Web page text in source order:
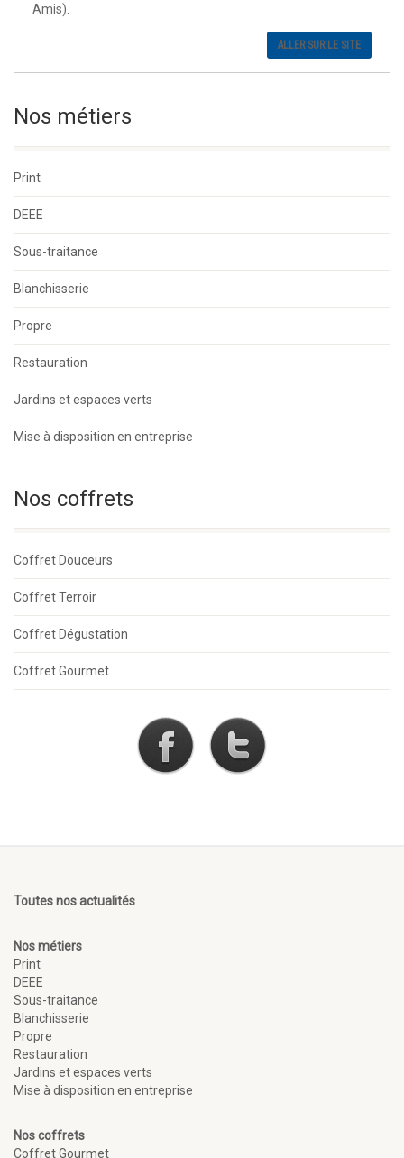
Amis).
ALLER SUR LE SITE
Nos métiers
Print
DEEE
Sous-traitance
Blanchisserie
Propre
Restauration
Jardins et espaces verts
Mise à disposition en entreprise
Nos coffrets
Coffret Douceurs
Coffret Terroir
Coffret Dégustation
Coffret Gourmet
Toutes nos actualités
Nos métiers
Print
DEEE
Sous-traitance
Blanchisserie
Propre
Restauration
Jardins et espaces verts
Mise à disposition en entreprise
Nos coffrets
Coffret Gourmet